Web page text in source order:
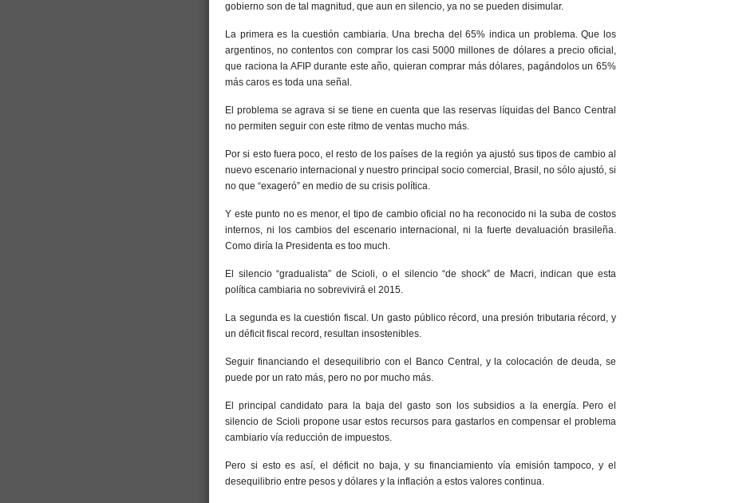
gobierno son de tal magnitud, que aun en silencio, ya no se pueden disimular.
La primera es la cuestión cambiaria. Una brecha del 65% indica un problema. Que los
argentinos, no contentos con comprar los casi 5000 millones de dólares a precio oficial,
que raciona la AFIP durante este año, quieran comprar más dólares, pagándolos un 65%
más caros es toda una señal.
El problema se agrava si se tiene en cuenta que las reservas líquidas del Banco Central
no permiten seguir con este ritmo de ventas mucho más.
Por si esto fuera poco, el resto de los países de la región ya ajustó sus tipos de cambio al
nuevo escenario internacional y nuestro principal socio comercial, Brasil, no sólo ajustó, si
no que “exageró” en medio de su crisis política.
Y este punto no es menor, el tipo de cambio oficial no ha reconocido ni la suba de costos
internos, ni los cambios del escenario internacional, ni la fuerte devaluación brasileña.
Como diría la Presidenta es too much.
El silencio “gradualista” de Scioli, o el silencio “de shock” de Macri, indican que esta
política cambiaria no sobrevivirá el 2015.
La segunda es la cuestión fiscal. Un gasto público récord, una presión tributaria récord, y
un déficit fiscal record, resultan insostenibles.
Seguir financiando el desequilibrio con el Banco Central, y la colocación de deuda, se
puede por un rato más, pero no por mucho más.
El principal candidato para la baja del gasto son los subsidios a la energía. Pero el
silencio de Scioli propone usar estos recursos para gastarlos en compensar el problema
cambiario vía reducción de impuestos.
Pero si esto es así, el déficit no baja, y su financiamiento vía emisión tampoco, y el
desequilibrio entre pesos y dólares y la inflación a estos valores continua.